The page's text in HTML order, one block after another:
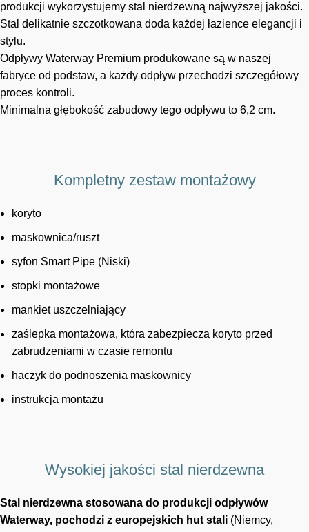
produkcji wykorzystujemy stal nierdzewną najwyższej jakości.
Stal delikatnie szczotkowana doda każdej łazience elegancji i
stylu.
Odpływy Waterway Premium produkowane są w naszej
fabryce od podstaw, a każdy odpływ przechodzi szczegółowy
proces kontroli.
Minimalna głębokość zabudowy tego odpływu to 6,2 cm.
Kompletny zestaw montażowy
koryto
maskownica/ruszt
syfon Smart Pipe (Niski)
stopki montażowe
mankiet uszczelniający
zaślepka montażowa, która zabezpiecza koryto przed
zabrudzeniami w czasie remontu
haczyk do podnoszenia maskownicy
instrukcja montażu
Wysokiej jakości stal nierdzewna
Stal nierdzewna stosowana do produkcji odpływów
Waterway, pochodzi z europejskich hut stali (Niemcy,